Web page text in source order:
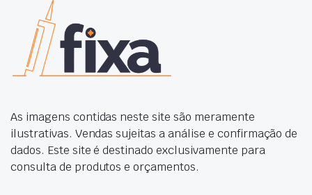
As imagens contidas neste site são meramente
ilustrativas. Vendas sujeitas a análise e confirmação de
dados. Este site é destinado exclusivamente para
consulta de produtos e orçamentos.